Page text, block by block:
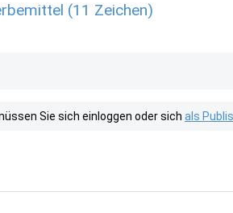
(11 Zeichen)
Sie sich einloggen oder sich als